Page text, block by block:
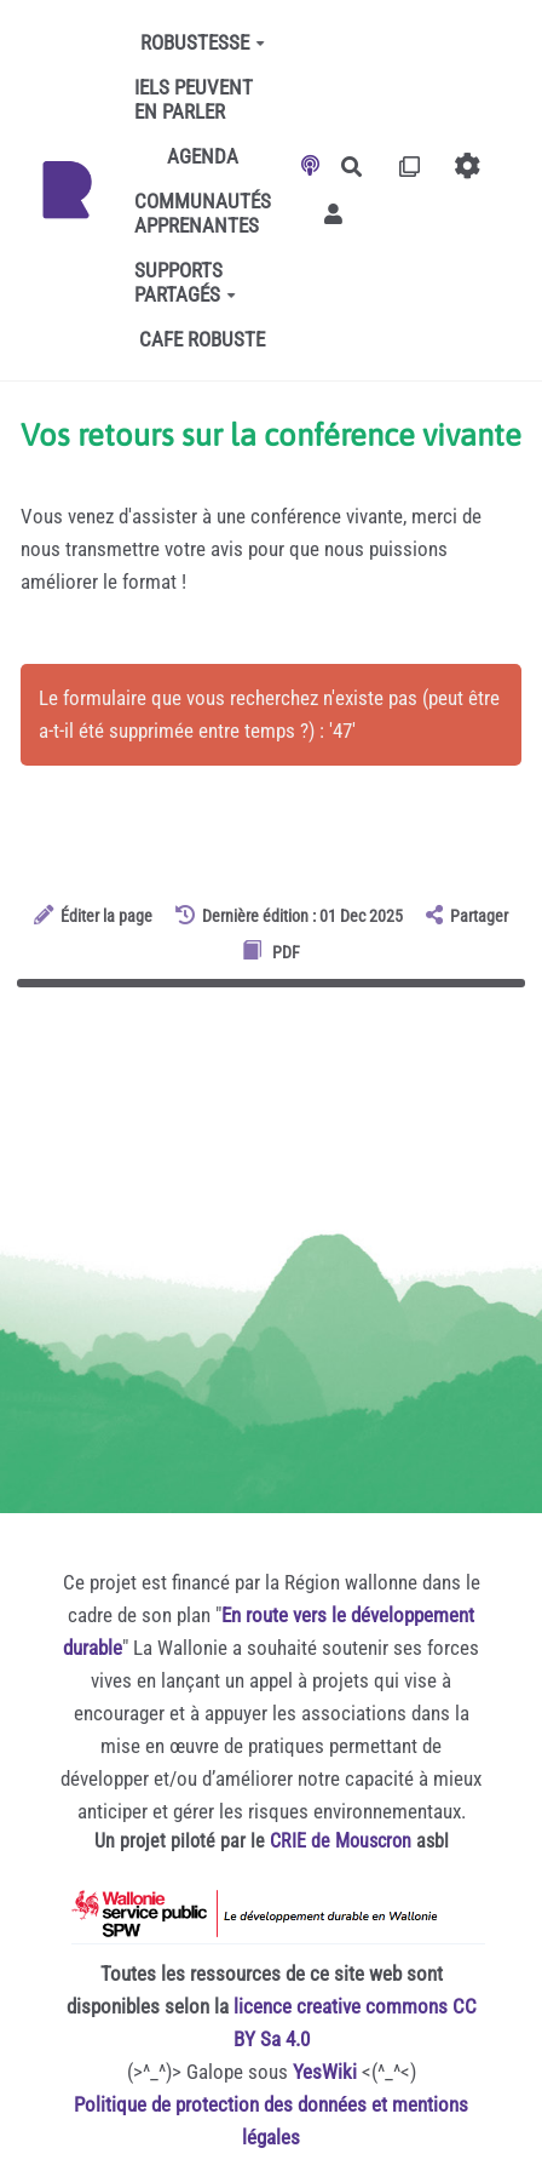
Aller au contenu principal
ROBUSTESSE
IELS PEUVENT
EN PARLER
AGENDA
COMMUNAUTÉS
APPRENANTES
SUPPORTS
PARTAGÉS
CAFE ROBUSTE
Rechercher
Vos retours sur la conférence vivante
Vous venez d'assister à une conférence vivante, merci de
nous transmettre votre avis pour que nous puissions
améliorer le format !
Le formulaire que vous recherchez n'existe pas (peut être
a-t-il été supprimée entre temps ?) : '47'
Éditer la page Dernière édition : 01 Dec 2025
Partager
PDF
Ce projet est financé par la Région wallonne dans le
cadre de son plan "En route vers le développement
durable" La Wallonie a souhaité soutenir ses forces
vives en lançant un appel à projets qui vise à
encourager et à appuyer les associations dans la
mise en œuvre de pratiques permettant de
développer et/ou d’améliorer notre capacité à mieux
anticiper et gérer les risques environnementaux.
Un projet piloté par le CRIE de Mouscronasbl
Toutes les ressources de ce site web sont
disponibles selon la licence creative commons CC
BY Sa 4.0
(>^_^)> Galope sous YesWiki<(^_^<)
Politique de protection des données et mentions
légales